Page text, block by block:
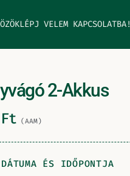
LÉPJ VELEM KAPCSOLATBA!
2-Akkus
Ft (AAM)
ÉS IDŐPONTJA